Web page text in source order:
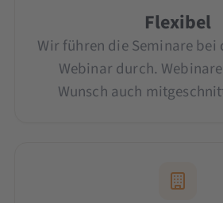
Flexibel
Wir führen die Seminare
Webinar durch.
Wunsch auch